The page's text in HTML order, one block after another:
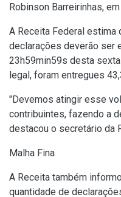
Robinson Barreirinhas,
A Receita Federal estima
declarações deverão ser
23h59min59s desta
legal, foram entregues
"Devemos atingir esse
contribuintes, fazendo a
destacou o secretário da
Malha Fina
A Receita também
quantidade de